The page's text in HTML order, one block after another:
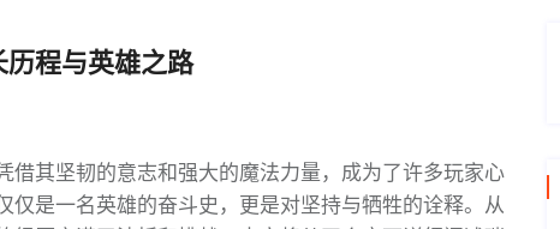
程与英雄之路
其坚韧的意志和强大的魔法力量，成为了许多玩家心
是一名英雄的奋斗史，更是对坚持与牺牲的诠释。从